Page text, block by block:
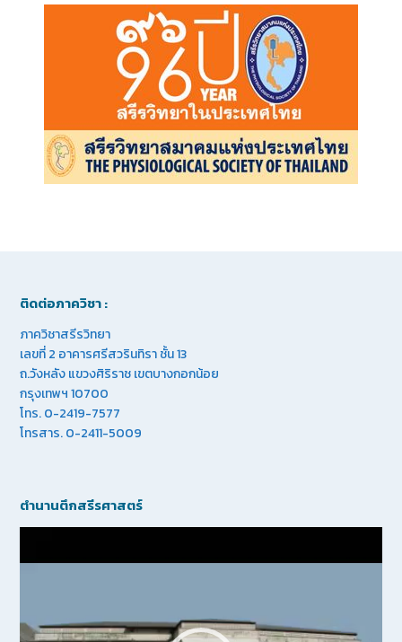
ติดต่อภาควิชา :
ภาควิชาสรีรวิทยา
เลขที่ 2 อาคารศรีสวรินทิรา ชั้น 13
ถ.วังหลัง แขวงศิริราช เขตบางกอกน้อย
กรุงเทพฯ 10700
โทร. 0-2419-7577
โทรสาร. 0-2411-5009
ตำนานตึกสรีรศาสตร์